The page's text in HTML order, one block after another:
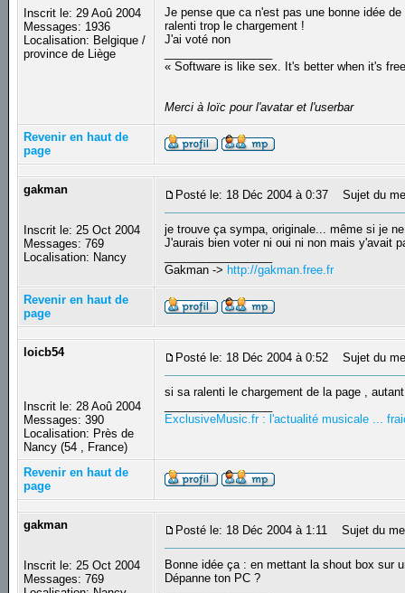
Inscrit le: 29 Aoû 2004
Messages: 1936
Localisation: Belgique /
province de Liège
Je pense que ca n'est pas une bonne idée
ralenti trop le chargement !
J'ai voté non
« Software is like sex. It's better when it's
Merci à loïc pour l'avatar et l'userbar
Revenir en haut de
page
gakman
Inscrit le: 25 Oct 2004
Messages: 769
Localisation: Nancy
Posté le: 18 Déc 2004 à 0:37 Sujet du
je trouve ça sympa, originale... même si je
J'aurais bien voter ni oui ni non mais y'avait
Gakman -> http://gakman.free.fr
Revenir en haut de
page
loicb54
Inscrit le: 28 Aoû 2004
Messages: 390
Localisation: Près de
Nancy (54 , France)
Posté le: 18 Déc 2004 à 0:52 Sujet du
si sa ralenti le chargement de la page ,
ExclusiveMusic.fr : l'actualité musicale ...
Revenir en haut de
page
gakman
Inscrit le: 25 Oct 2004
Messages: 769
Posté le: 18 Déc 2004 à 1:11 Sujet du
Bonne idée ça : en mettant la shout box sur
Dépanne ton PC ?